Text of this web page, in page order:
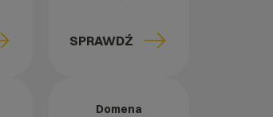
SPRAWDŹ
Domena